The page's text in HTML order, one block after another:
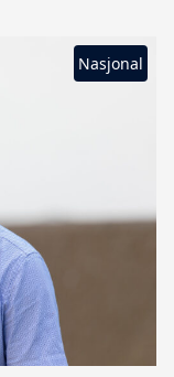
Nasjonal